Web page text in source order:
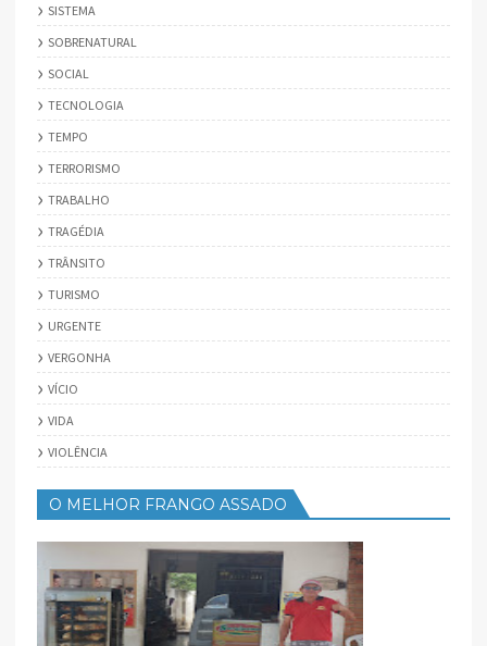
SISTEMA
SOBRENATURAL
SOCIAL
TECNOLOGIA
TEMPO
TERRORISMO
TRABALHO
TRAGÉDIA
TRÂNSITO
TURISMO
URGENTE
VERGONHA
VÍCIO
VIDA
VIOLÊNCIA
O MELHOR FRANGO ASSADO